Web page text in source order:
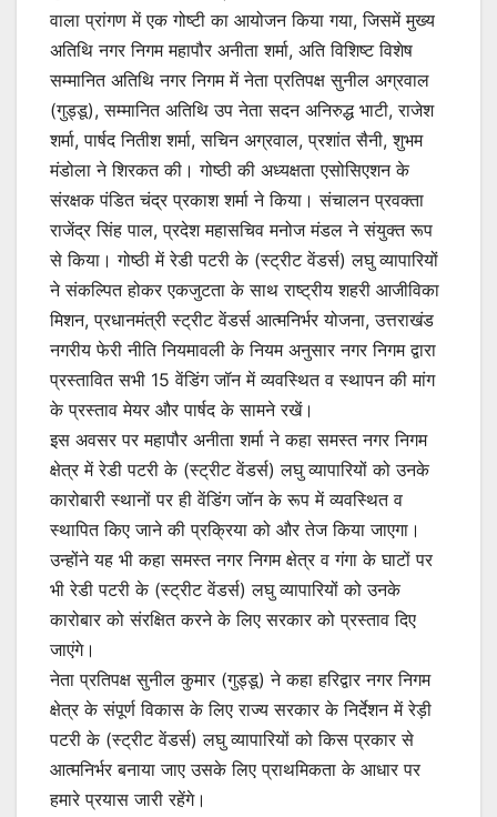
वाला प्रांगण में एक गोष्टी का आयोजन किया गया, जिसमें मुख्य
अतिथि नगर निगम महापौर अनीता शर्मा, अति विशिष्ट विशेष
सम्मानित अतिथि नगर निगम में नेता प्रतिपक्ष सुनील अग्रवाल
(गुड्डू), सम्मानित अतिथि उप नेता सदन अनिरुद्ध भाटी, राजेश
शर्मा, पार्षद नितीश शर्मा, सचिन अग्रवाल, प्रशांत सैनी, शुभम
मंडोला ने शिरकत की। गोष्ठी की अध्यक्षता एसोसिएशन के
संरक्षक पंडित चंद्र प्रकाश शर्मा ने किया। संचालन प्रवक्ता
राजेंद्र सिंह पाल, प्रदेश महासचिव मनोज मंडल ने संयुक्त रूप
से किया। गोष्ठी में रेडी पटरी के (स्ट्रीट वेंडर्स) लघु व्यापारियों
ने संकल्पित होकर एकजुटता के साथ राष्ट्रीय शहरी आजीविका
मिशन, प्रधानमंत्री स्ट्रीट वेंडर्स आत्मनिर्भर योजना, उत्तराखंड
नगरीय फेरी नीति नियमावली के नियम अनुसार नगर निगम द्वारा
प्रस्तावित सभी 15 वेंडिंग जॉन में व्यवस्थित व स्थापन की मांग
के प्रस्ताव मेयर और पार्षद के सामने रखें।
इस अवसर पर महापौर अनीता शर्मा ने कहा समस्त नगर निगम
क्षेत्र में रेडी पटरी के (स्ट्रीट वेंडर्स) लघु व्यापारियों को उनके
कारोबारी स्थानों पर ही वेंडिंग जॉन के रूप में व्यवस्थित व
स्थापित किए जाने की प्रक्रिया को और तेज किया जाएगा।
उन्होंने यह भी कहा समस्त नगर निगम क्षेत्र व गंगा के घाटों पर
भी रेडी पटरी के (स्ट्रीट वेंडर्स) लघु व्यापारियों को उनके
कारोबार को संरक्षित करने के लिए सरकार को प्रस्ताव दिए
जाएंगे।
नेता प्रतिपक्ष सुनील कुमार (गुड्डू) ने कहा हरिद्वार नगर निगम
क्षेत्र के संपूर्ण विकास के लिए राज्य सरकार के निर्देशन में रेड़ी
पटरी के (स्ट्रीट वेंडर्स) लघु व्यापारियों को किस प्रकार से
आत्मनिर्भर बनाया जाए उसके लिए प्राथमिकता के आधार पर
हमारे प्रयास जारी रहेंगे।